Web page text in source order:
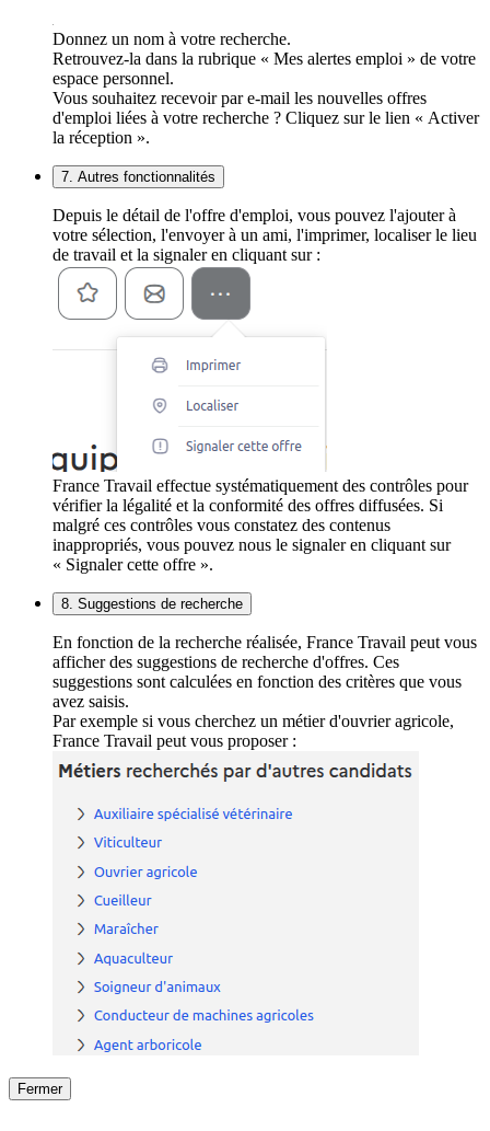
Donnez un nom à votre recherche.
Retrouvez-la dans la rubrique « Mes alertes emploi » de votre
espace personnel.
Vous souhaitez recevoir par e-mail les nouvelles offres
d'emploi liées à votre recherche ? Cliquez sur le lien « Activer
la réception ».
7. Autres fonctionnalités
Depuis le détail de l'offre d'emploi, vous pouvez l'ajouter à
votre sélection, l'envoyer à un ami, l'imprimer, localiser le lieu
de travail et la signaler en cliquant sur :
France Travail effectue systématiquement des contrôles pour
vérifier la légalité et la conformité des offres diffusées. Si
malgré ces contrôles vous constatez des contenus
inappropriés, vous pouvez nous le signaler en cliquant sur
« Signaler cette offre ».
8. Suggestions de recherche
En fonction de la recherche réalisée, France Travail peut vous
afficher des suggestions de recherche d'offres. Ces
suggestions sont calculées en fonction des critères que vous
avez saisis.
Par exemple si vous cherchez un métier d'ouvrier agricole,
France Travail peut vous proposer :
Fermer